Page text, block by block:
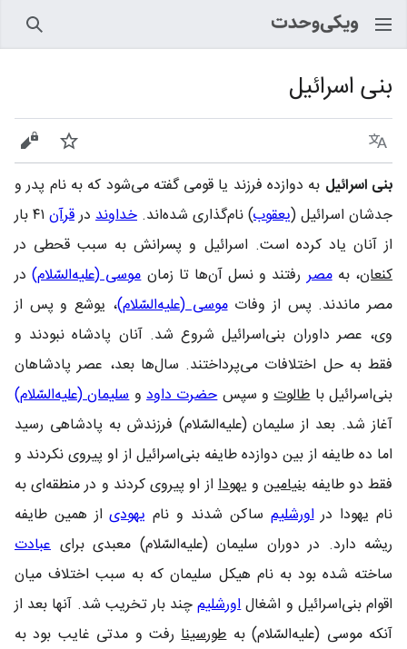
بنی اسرائیل
زبان پیگیری
بنی اسرائیل به دوازده فرزند یا قومی‌ گفته می‌شود که به نام پدر و
جدشان اسرائیل (یعقوب) نام‌گذاری شده‌اند. خداوند درقرآن
۴۱ بار
از آنان یاد کرده است. اسرائیل و پسرانش به سبب قحطی در
کنعان، بهمصررفتند و نسل آن‌ها تا زمانموسی (علیه‌السّلام)در
مصر ماندند. پس از وفاتموسی (علیه‌السّلام)، یوشع و پس از
وی، عصر داوران بنی‌اسرائیل شروع شد. آنان پادشاه نبودند و
فقط به حل اختلافات می‌پرداختند. سال‌ها بعد، عصر پادشاهان
بنی‌اسرائیل باطالوتو سپسحضرت داودوسلیمان (علیه‌السّلام)
آغاز شد. بعد از سلیمان (علیه‌السّلام) فرزندش به پادشاهی رسید
اما ده طایفه از بین دوازده طایفه بنی‌اسرائیل از او پیروی نکردند و
فقط دو طایفهبنیامینو یهودااز او پیروی کردند و در منطقه‌ای به
نام یهودا دراورشلیم ساکن شدند و نام یهودیاز همین طایفه
ریشه دارد. در دوران سلیمان (علیه‌السّلام)‌ معبدی برای عبادت
ساخته شده بود به نام هیکل سلیمان که به سبب اختلاف میان
اقوام بنی‌اسرائیل و اشغالاورشلیمچند بار تخریب شد. آنها بعد از
آنکه موسی (علیه‌السّلام) بهطورسینارفت و مدتی غایب بود به